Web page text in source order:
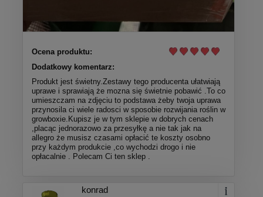
Ocena produktu:
Dodatkowy komentarz:
Produkt jest świetny.Zestawy tego producenta ułatwiają
uprawe i sprawiają że mozna się świetnie pobawić .To co
umieszczam na zdjęciu to podstawa żeby twoja uprawa
przynosila ci wiele radosci w sposobie rozwijania roślin w
growboxie.Kupisz je w tym sklepie w dobrych cenach
,placąc jednorazowo za przesyłkę a nie tak jak na
allegro że musisz czasami opłacić te koszty osobno
przy każdym produkcie ,co wychodzi drogo i nie
opłacalnie . Polecam Ci ten sklep .
konrad